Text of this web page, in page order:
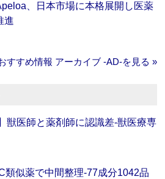
、日本市場に本格展開し医薬
進
すすめ情報 アーカイブ ‐AD‐を見る »
獣医師と薬剤師に認識差‐獣医療専
類似薬で中間整理‐77成分1042品